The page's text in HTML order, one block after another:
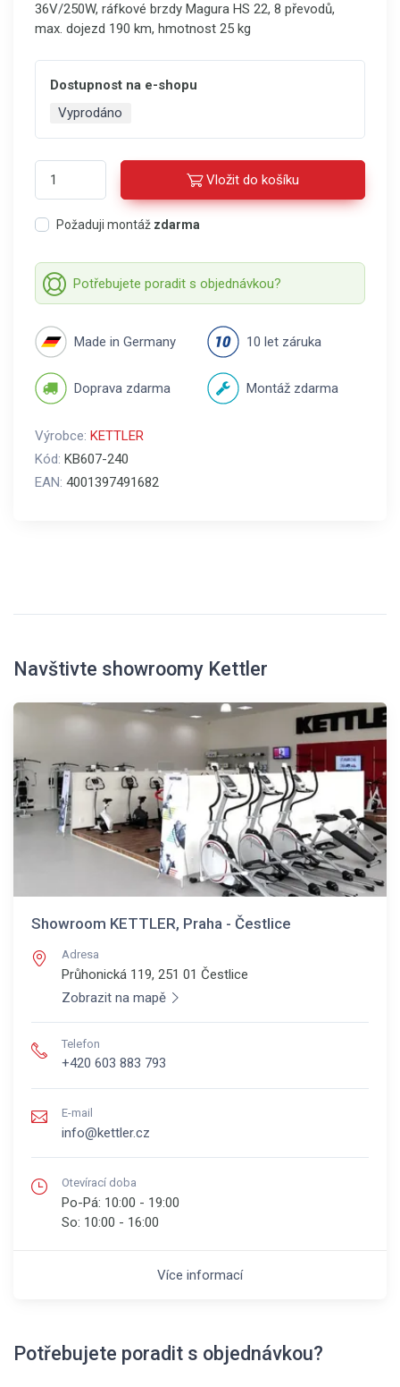
36V/250W, ráfkové brzdy Magura HS 22, 8 převodů,
max. dojezd 190 km, hmotnost 25 kg
Dostupnost na e-shopu
Vyprodáno
Vložit do košíku
Požaduji montáž zdarma
Potřebujete poradit s objednávkou?
Made in Germany 10 let záruka
Doprava zdarma Montáž zdarma
Výrobce: KETTLER
Kód: KB607-240
EAN: 4001397491682
Navštivte showroomy Kettler
Showroom KETTLER, Praha - Čestlice
Adresa
Průhonická 119, 251 01 Čestlice
Zobrazit na mapě
Telefon
+420 603 883 793
E-mail
info@kettler.cz
Otevírací doba
Po-Pá: 10:00 - 19:00
So: 10:00 - 16:00
Více informací
Potřebujete poradit s objednávkou?